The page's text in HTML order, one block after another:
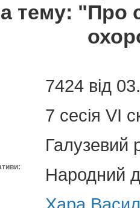
тему: "Про
7424 від
7 сесія VI
Галузевий
Народний